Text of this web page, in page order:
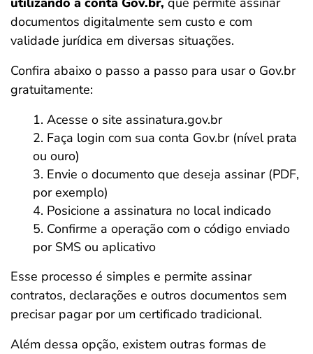
documentos digitalmente sem custo e com
validade jurídica em diversas situações.
Confira abaixo o passo a passo para usar o Gov.br
gratuitamente:
Acesse o site assinatura.gov.br
Faça login com sua conta Gov.br (nível prata
ou ouro)
Envie o documento que deseja assinar (PDF,
por exemplo)
Posicione a assinatura no local indicado
Confirme a operação com o código enviado
por SMS ou aplicativo
Esse processo é simples e permite assinar
contratos, declarações e outros documentos sem
precisar pagar por um certificado tradicional.
Além dessa opção, existem outras formas de